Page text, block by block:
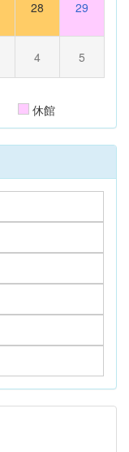
28 29
4 5
休館